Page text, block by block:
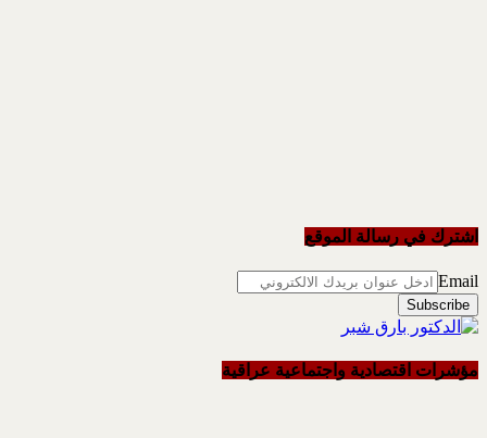
اشترك في رسالة الموقع
Email
مؤشرات اقتصادية واجتماعية عراقية